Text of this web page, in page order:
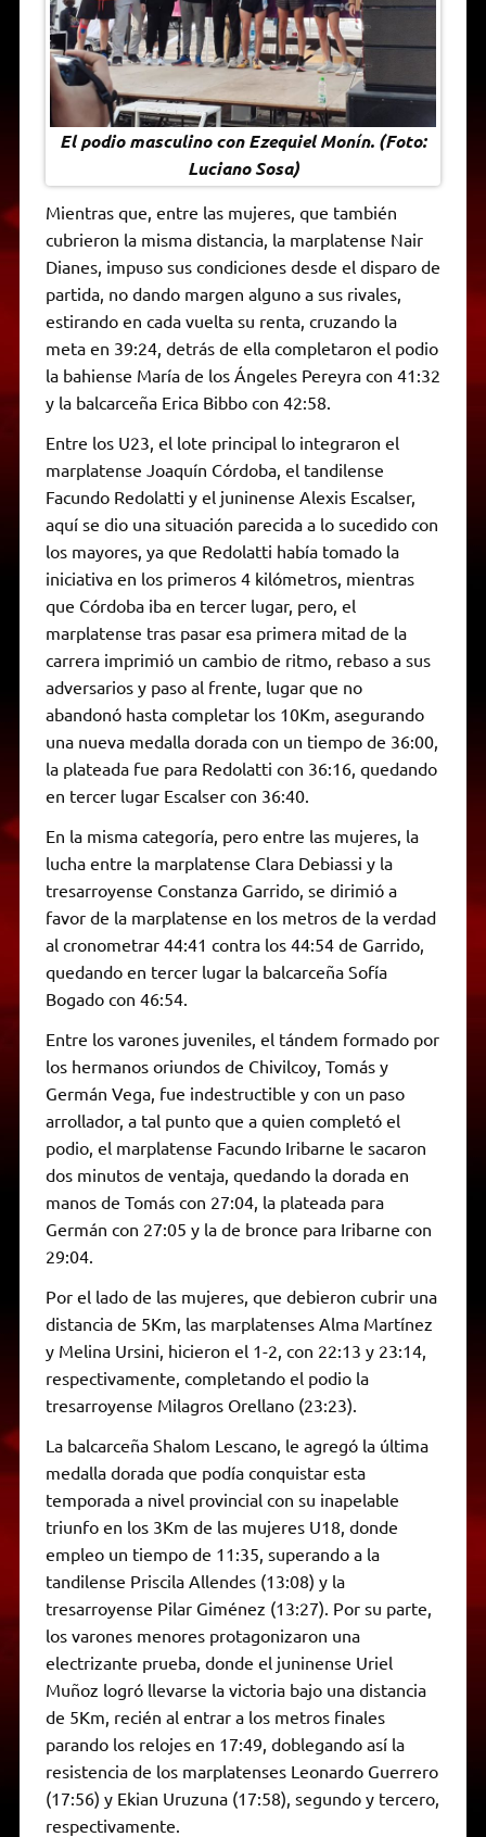
El podio masculino con Ezequiel Monín. (Foto:
Luciano Sosa)
Mientras que, entre las mujeres, que también
cubrieron la misma distancia, la marplatense Nair
Dianes, impuso sus condiciones desde el disparo de
partida, no dando margen alguno a sus rivales,
estirando en cada vuelta su renta, cruzando la
meta en 39:24, detrás de ella completaron el podio
la bahiense María de los Ángeles Pereyra con 41:32
y la balcarceña Erica Bibbo con 42:58.
Entre los U23, el lote principal lo integraron el
marplatense Joaquín Córdoba, el tandilense
Facundo Redolatti y el juninense Alexis Escalser,
aquí se dio una situación parecida a lo sucedido con
los mayores, ya que Redolatti había tomado la
iniciativa en los primeros 4 kilómetros, mientras
que Córdoba iba en tercer lugar, pero, el
marplatense tras pasar esa primera mitad de la
carrera imprimió un cambio de ritmo, rebaso a sus
adversarios y paso al frente, lugar que no
abandonó hasta completar los 10Km, asegurando
una nueva medalla dorada con un tiempo de 36:00,
la plateada fue para Redolatti con 36:16, quedando
en tercer lugar Escalser con 36:40.
En la misma categoría, pero entre las mujeres, la
lucha entre la marplatense Clara Debiassi y la
tresarroyense Constanza Garrido, se dirimió a
favor de la marplatense en los metros de la verdad
al cronometrar 44:41 contra los 44:54 de Garrido,
quedando en tercer lugar la balcarceña Sofía
Bogado con 46:54.
Entre los varones juveniles, el tándem formado por
los hermanos oriundos de Chivilcoy, Tomás y
Germán Vega, fue indestructible y con un paso
arrollador, a tal punto que a quien completó el
podio, el marplatense Facundo Iribarne le sacaron
dos minutos de ventaja, quedando la dorada en
manos de Tomás con 27:04, la plateada para
Germán con 27:05 y la de bronce para Iribarne con
29:04.
Por el lado de las mujeres, que debieron cubrir una
distancia de 5Km, las marplatenses Alma Martínez
y Melina Ursini, hicieron el 1-2, con 22:13 y 23:14,
respectivamente, completando el podio la
tresarroyense Milagros Orellano (23:23).
La balcarceña Shalom Lescano, le agregó la última
medalla dorada que podía conquistar esta
temporada a nivel provincial con su inapelable
triunfo en los 3Km de las mujeres U18, donde
empleo un tiempo de 11:35, superando a la
tandilense Priscila Allendes (13:08) y la
tresarroyense Pilar Giménez (13:27). Por su parte,
los varones menores protagonizaron una
electrizante prueba, donde el juninense Uriel
Muñoz logró llevarse la victoria bajo una distancia
de 5Km, recién al entrar a los metros finales
parando los relojes en 17:49, doblegando así la
resistencia de los marplatenses Leonardo Guerrero
(17:56) y Ekian Uruzuna (17:58), segundo y tercero,
respectivamente.